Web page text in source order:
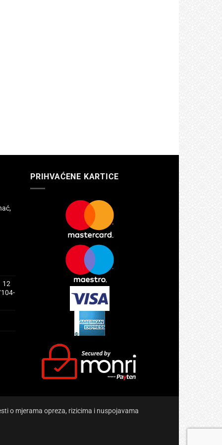
12
PRIHVAĆENE KARTICE
o mjerama opreza, rizicima i nuspojavama